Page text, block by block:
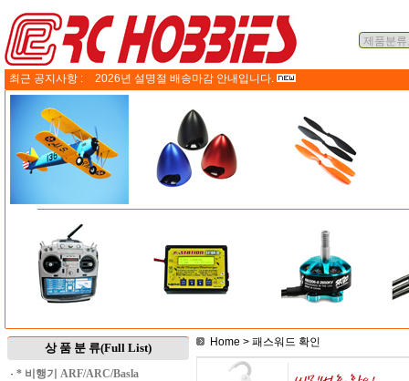
최근 공지사항 : 2026년 설명절 배송마감 안내입니다.
상 품 분 류(Full List)
· * 비행기 ARF/ARC/Basla
Home > 패스워드 확인